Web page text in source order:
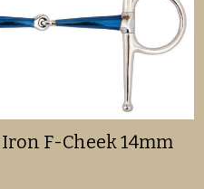
Iron F-Cheek 14mm